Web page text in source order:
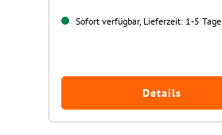
Sofort verfügbar, Lieferzeit: 1-5 Tage
Details